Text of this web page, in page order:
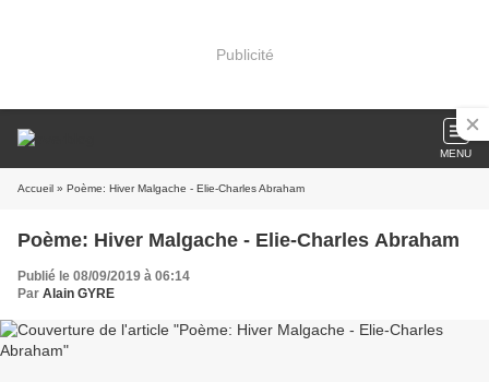
Publicité
MENU
Accueil » Poème: Hiver Malgache - Elie-Charles Abraham
Poème: Hiver Malgache - Elie-Charles Abraham
Publié le 08/09/2019 à 06:14
Par Alain GYRE